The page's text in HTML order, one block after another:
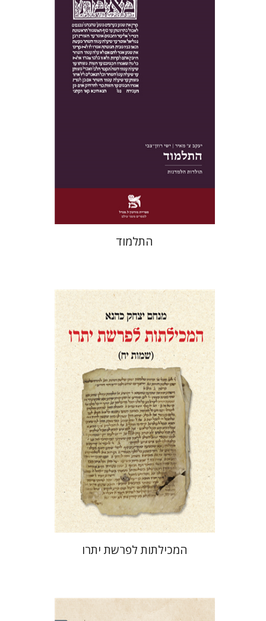
ישי רוזן-צבי
הנחת אתר ספר מודפס
$42
$38
התלמוד
מנחם יצחק כהנא
הנחת אתר ספר מודפס
$46
$41
המכילתות לפרשת יתרו